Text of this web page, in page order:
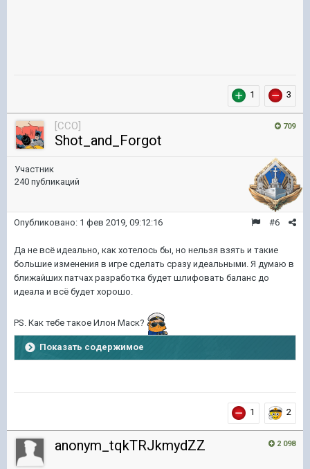
1 3
709
[CCO]
Shot_and_Forgot
Участник
240 публикаций
#6
Опубликовано: 1 фев 2019, 09:12:16
Да не всё идеально, как хотелось бы, но нельзя взять и такие
большие изменения в игре сделать сразу идеальными. Я думаю в
ближайших патчах разработка будет шлифовать баланс до
идеала и всё будет хорошо.
PS. Как тебе такое Илон Маск?
Показать содержимое
1 2
2 098
anonym_tqkTRJkmydZZ